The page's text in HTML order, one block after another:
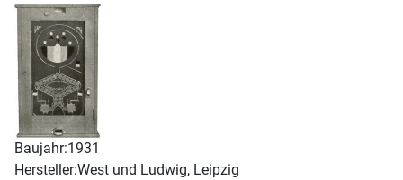
Baujahr:1931
Hersteller:West und Ludwig, Leipzig